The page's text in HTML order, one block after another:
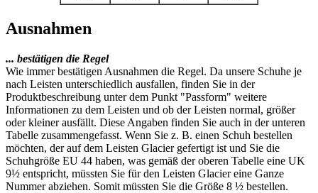
Ausnahmen
... bestätigen die Regel
Wie immer bestätigen Ausnahmen die Regel. Da unsere Schuhe je
nach Leisten unterschiedlich ausfallen, finden Sie in der
Produktbeschreibung unter dem Punkt "Passform" weitere
Informationen zu dem Leisten und ob der Leisten normal, größer
oder kleiner ausfällt. Diese Angaben finden Sie auch in der unteren
Tabelle zusammengefasst. Wenn Sie z. B. einen Schuh bestellen
möchten, der auf dem Leisten Glacier gefertigt ist und Sie die
Schuhgröße EU 44 haben, was gemäß der oberen Tabelle eine UK
9½ entspricht, müssten Sie für den Leisten Glacier eine Ganze
Nummer abziehen. Somit müssten Sie die Größe 8 ½ bestellen.